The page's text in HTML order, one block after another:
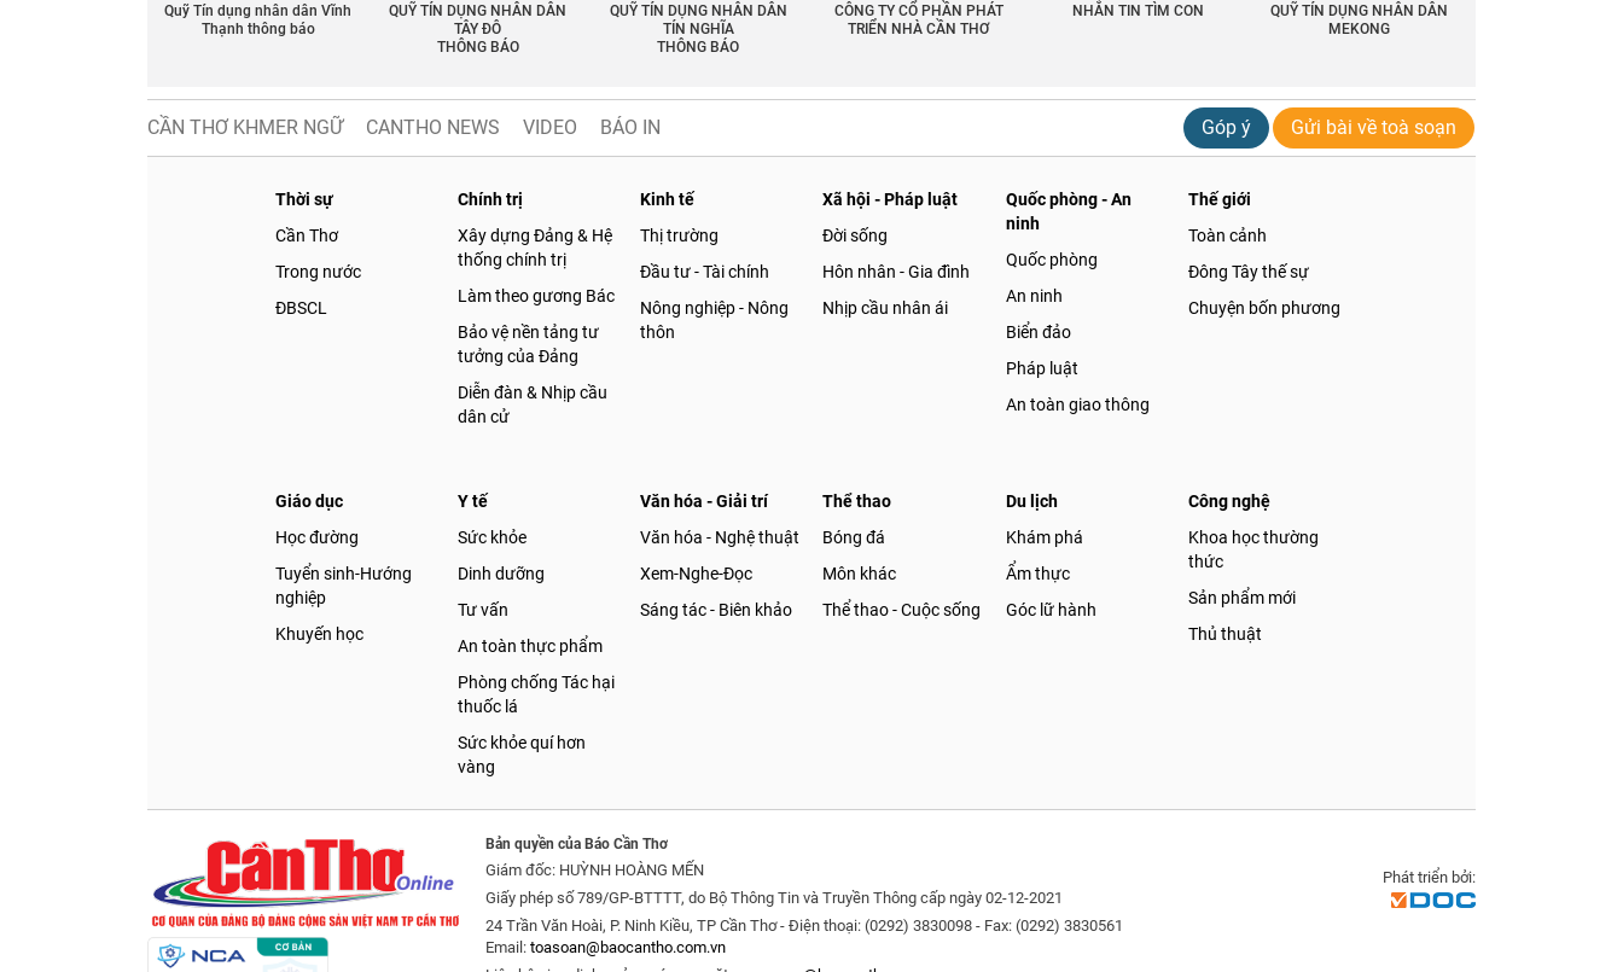
Facebook
Quỹ Tín dụng nhân dân Vĩnh
Thạnh thông báo
QUỸ TÍN DỤNG NHÂN DÂN
TÂY ĐÔ
THÔNG BÁO
QUỸ TÍN DỤNG NHÂN DÂN
TÍN NGHĨA
THÔNG BÁO
CÔNG TY CỔ PHẦN PHÁT
TRIỂN NHÀ CẦN THƠ
NHẮN TIN TÌM CON
QUỸ TÍN DỤNG NHÂN DÂN
MEKONG
CẦN THƠ KHMER NGỮ CANTHO NEWS VIDEO BÁO IN Góp ý Gửi bài về toà soạn
Thời sự
Cần Thơ
Trong nước
ĐBSCL
Chính trị
Xây dựng Đảng & Hệ
thống chính trị
Làm theo gương Bác
Bảo vệ nền tảng tư
tưởng của Đảng
Diễn đàn & Nhịp cầu
dân cử
Kinh tế
Thị trường
Đầu tư - Tài chính
Nông nghiệp - Nông
thôn
Xã hội - Pháp luật
Đời sống
Hôn nhân - Gia đình
Nhịp cầu nhân ái
Quốc phòng - An
ninh
Quốc phòng
An ninh
Biển đảo
Pháp luật
An toàn giao thông
Thế giới
Toàn cảnh
Đông Tây thế sự
Chuyện bốn phương
Giáo dục
Học đường
Tuyển sinh-Hướng
nghiệp
Khuyến học
Y tế
Sức khỏe
Dinh dưỡng
Tư vấn
An toàn thực phẩm
Phòng chống Tác hại
thuốc lá
Sức khỏe quí hơn
vàng
Văn hóa - Giải trí
Văn hóa - Nghệ thuật
Xem-Nghe-Đọc
Sáng tác - Biên khảo
Thể thao
Bóng đá
Môn khác
Thể thao - Cuộc sống
Du lịch
Khám phá
Ẩm thực
Góc lữ hành
Công nghệ
Khoa học thường
thức
Sản phẩm mới
Thủ thuật
Bản quyền của Báo Cần Thơ
Giám đốc: HUỲNH HOÀNG MẾN
Giấy phép số 789/GP-BTTTT, do Bộ Thông Tin và Truyền Thông cấp ngày 02-12-2021
24 Trần Văn Hoài, P. Ninh Kiều, TP Cần Thơ - Điện thoại: (0292) 3830098 - Fax: (0292) 3830561
Email: toasoan@baocantho.com.vn
Phát triển bởi: